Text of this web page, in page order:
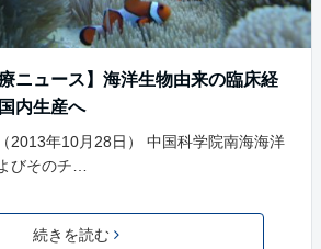
ニュース】海洋生物由来の臨床経
内生産へ
2013年10月28日） 中国科学院南海海洋
びそのチ…
続きを読む